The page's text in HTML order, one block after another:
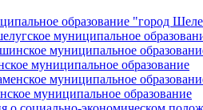
образование "город
муниципальное
муниципальное
муниципальное образование
муниципальное
муниципальное образование